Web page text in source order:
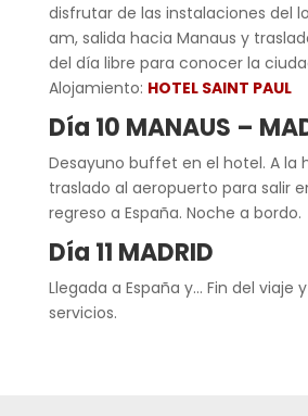
disfrutar de las instalaciones del
am, salida hacia Manaus y
del día libre para conocer la
Alojamiento: HOTEL SAINT PAUL
Día 10 MANAUS –
Desayuno buffet en el hotel. A la
traslado al aeropuerto para salir
regreso a España. Noche a bordo.
Día 11 MADRID
Llegada a España y… Fin del viaje
servicios.